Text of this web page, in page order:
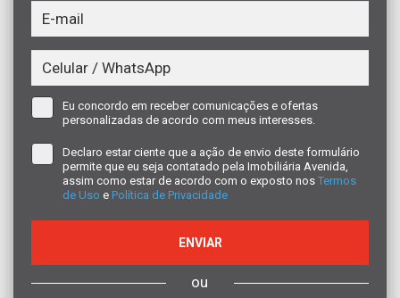
Eu concordo em receber comunicações e ofertas
personalizadas de acordo com meus interesses.
Declaro estar ciente que a ação de envio deste formulário
permite que eu seja contatado pela Imobiliária Avenida,
assim como estar de acordo com o exposto nos Termos
de Uso e Política de Privacidade
ENVIAR
ou